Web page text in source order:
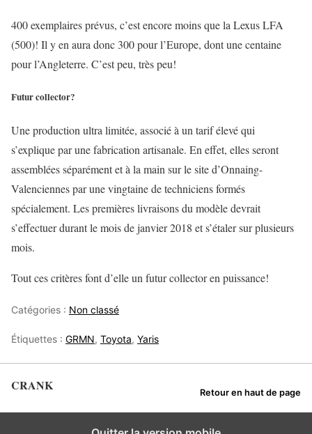
400 exemplaires prévus, c’est encore moins que la Lexus LFA
(500)! Il y en aura donc 300 pour l’Europe, dont une centaine
pour l’Angleterre. C’est peu, très peu!
Futur collector?
Une production ultra limitée, associé à un tarif élevé qui
s’explique par une fabrication artisanale. En effet, elles seront
assemblées séparément et à la main sur le site d’Onnaing-
Valenciennes par une vingtaine de techniciens formés
spécialement. Les premières livraisons du modèle devrait
s’effectuer durant le mois de janvier 2018 et s’étaler sur plusieurs
mois.
Tout ces critères font d’elle un futur collector en puissance!
Catégories : Non classé
Étiquettes : GRMN, Toyota, Yaris
CRANK Retour en haut de page